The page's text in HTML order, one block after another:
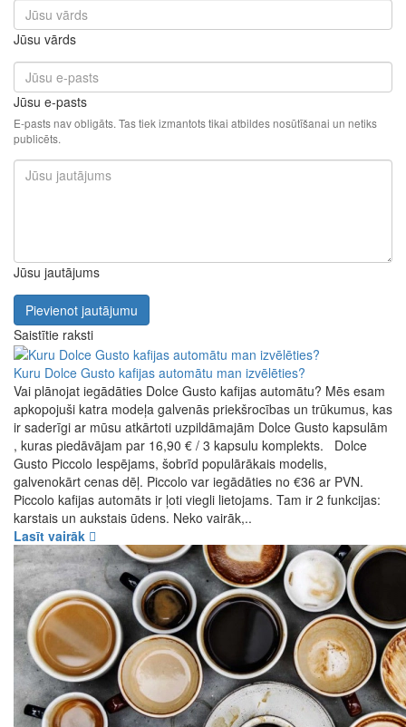
Jūsu vārds
Jūsu e-pasts
E-pasts nav obligāts. Tas tiek izmantots tikai atbildes nosūtīšanai un netiks
publicēts.
Jūsu jautājums
Pievienot jautājumu
Saistītie raksti
Kuru Dolce Gusto kafijas automātu man izvēlēties?
Vai plānojat iegādāties Dolce Gusto kafijas automātu? Mēs esam
apkopojuši katra modeļa galvenās priekšrocības un trūkumus, kas
ir saderīgi ar mūsu atkārtoti uzpildāmajām Dolce Gusto kapsulām
, kuras piedāvājam par 16,90 € / 3 kapsulu komplekts. Dolce
Gusto Piccolo Iespējams, šobrīd populārākais modelis,
galvenokārt cenas dēļ. Piccolo var iegādāties no €36 ar PVN.
Piccolo kafijas automāts ir ļoti viegli lietojams. Tam ir 2 funkcijas:
karstais un aukstais ūdens. Neko vairāk,..
Lasīt vairāk